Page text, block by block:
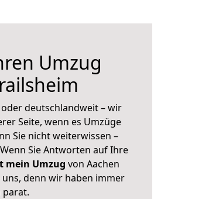
Umzug
deutschlandweit – wir
Seite, wenn es Umzüge
Sie nicht weiterwissen –
Sie Antworten auf Ihre
mein Umzug von Aachen
uns, denn wir haben immer
parat.